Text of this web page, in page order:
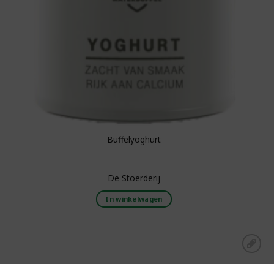
Buffelyoghurt
De Stoerderij
In winkelwagen